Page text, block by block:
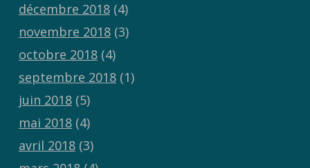
décembre 2018(4)
novembre 2018(3)
octobre 2018(4)
septembre 2018(1)
juin 2018(5)
mai 2018(4)
avril 2018(3)